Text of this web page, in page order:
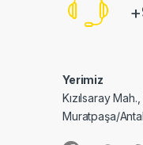
Yerimiz
Kızılsaray
Muratpaşa/